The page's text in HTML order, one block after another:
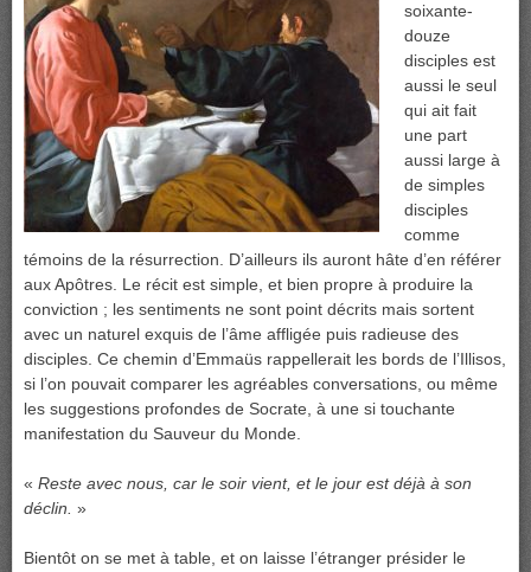
soixante-
douze
disciples est
aussi le seul
qui ait fait
une part
aussi large à
de simples
disciples
comme
témoins de la résurrection. D’ailleurs ils auront hâte d’en référer
aux Apôtres. Le récit est simple, et bien propre à produire la
conviction ; les sentiments ne sont point décrits mais sortent
avec un naturel exquis de l’âme affligée puis radieuse des
disciples. Ce chemin d’Emmaüs rappellerait les bords de l’Illisos,
si l’on pouvait comparer les agréables conversations, ou même
les suggestions profondes de Socrate, à une si touchante
manifestation du Sauveur du Monde.
« Reste avec nous, car le soir vient, et le jour est déjà à son
déclin. »
Bientôt on se met à table, et on laisse l’étranger présider le